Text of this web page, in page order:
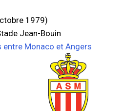
1979)
Jean-Bouin
Monaco et Angers